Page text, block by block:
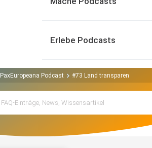
Erlebe Podcasts
PaxEuropeana Podcast #73 Land transparency &